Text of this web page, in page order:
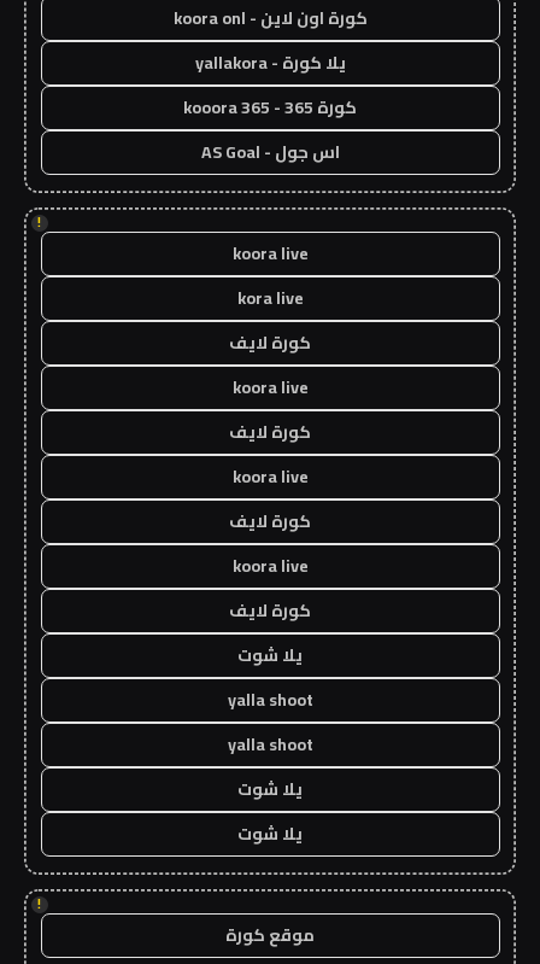
كورة اون لاين - koora onl
يلا كورة - yallakora
كورة 365 - kooora 365
اس جول - AS Goal
!
koora live
kora live
كورة لايف
koora live
كورة لايف
koora live
كورة لايف
koora live
كورة لايف
يلا شوت
yalla shoot
yalla shoot
يلا شوت
يلا شوت
!
موقع كورة